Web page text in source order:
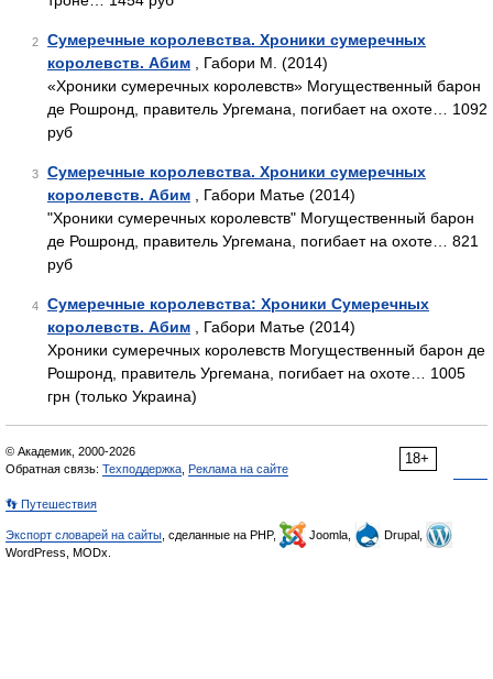
2
Сумеречные королевства. Хроники сумеречных
королевств. Абим , Габори М. (2014)
«Хроники сумеречных королевств» Могущественный барон
де Рошронд, правитель Ургемана, погибает на охоте… 1092
руб
3
Сумеречные королевства. Хроники сумеречных
королевств. Абим , Габори Матье (2014)
"Хроники сумеречных королевств" Могущественный барон
де Рошронд, правитель Ургемана, погибает на охоте… 821
руб
4
Сумеречные королевства: Хроники Сумеречных
королевств. Абим , Габори Матье (2014)
Хроники сумеречных королевств Могущественный барон де
Рошронд, правитель Ургемана, погибает на охоте… 1005
грн (только Украина)
18+
© Академик, 2000-2026
Обратная связь: Техподдержка Реклама на сайте
👣 Путешествия
Экспорт словарей на сайты , сделанные на PHP, Joomla,
Drupal,
WordPress, MODx.